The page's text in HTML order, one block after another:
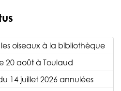
oiseaux à la bibliothèque
20 août à Toulaud
14 juillet 2026 annulées